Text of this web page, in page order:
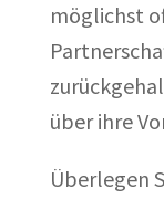
möglichst
über ihre
Überlegen